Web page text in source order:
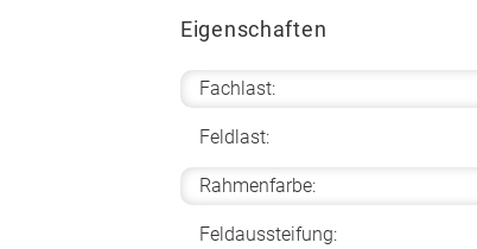
Eigenschaften
Fachlast:
Feldlast:
Rahmenfarbe:
Feldaussteifung: